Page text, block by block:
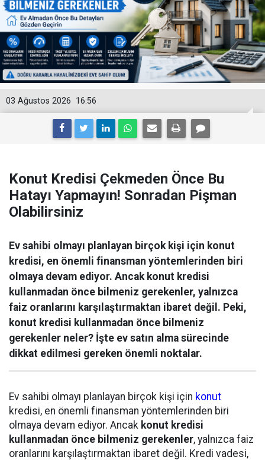
16:56
03 Ağustos 2026
Konut Kredisi Çekmeden Önce Bu
Hatayı Yapmayın! Sonradan Pişman
Olabilirsiniz
Ev sahibi olmayı planlayan birçok kişi için konut
kredisi, en önemli finansman yöntemlerinden biri
olmaya devam ediyor. Ancak konut kredisi
kullanmadan önce bilmeniz gerekenler, yalnızca
faiz oranlarını karşılaştırmaktan ibaret değil. Peki,
konut kredisi kullanmadan önce bilmeniz
gerekenler neler? İşte ev satın alma sürecinde
dikkat edilmesi gereken önemli noktalar.
Ev sahibi olmayı planlayan birçok kişi için konut
kredisi, en önemli finansman yöntemlerinden biri
olmaya devam ediyor. Ancak konut kredisi
kullanmadan önce bilmeniz gerekenler, yalnızca faiz
oranlarını karşılaştırmaktan ibaret değil. Kredi vadesi,